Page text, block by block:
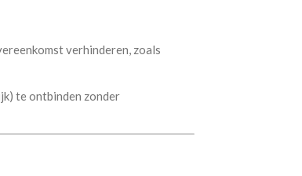
verhinderen, zoals
te ontbinden zonder